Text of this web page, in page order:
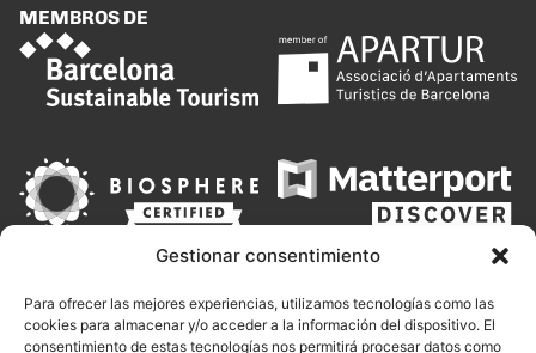
Gestionar consentimiento
Para ofrecer las mejores experiencias, utilizamos tecnologías como las
cookies para almacenar y/o acceder a la información del dispositivo. El
consentimiento de estas tecnologías nos permitirá procesar datos como
MEMBROS DE